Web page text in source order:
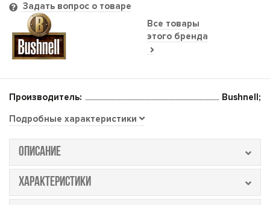
Все товары
этого бренда
Задать вопрос о товаре
Производитель:
Bushnell;
Подробные характеристики
ОПИСАНИЕ
ХАРАКТЕРИСТИКИ